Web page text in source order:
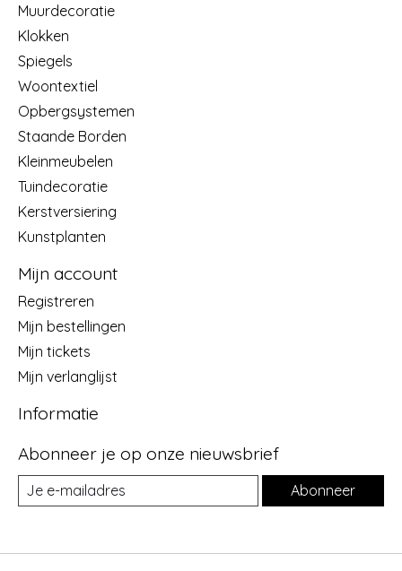
Muurdecoratie
Klokken
Spiegels
Woontextiel
Opbergsystemen
Staande Borden
Kleinmeubelen
Tuindecoratie
Kerstversiering
Kunstplanten
Mijn account
Registreren
Mijn bestellingen
Mijn tickets
Mijn verlanglijst
Informatie
Abonneer je op onze nieuwsbrief
Abonneer